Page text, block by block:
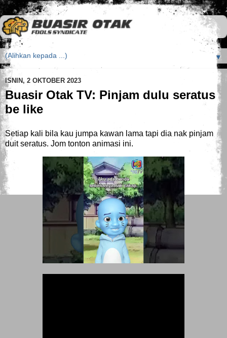
▼
ISNIN, 2 OKTOBER 2023
Buasir Otak TV: Pinjam dulu seratus
be like
Setiap kali bila kau jumpa kawan lama tapi dia nak pinjam
duit seratus. Jom tonton animasi ini.